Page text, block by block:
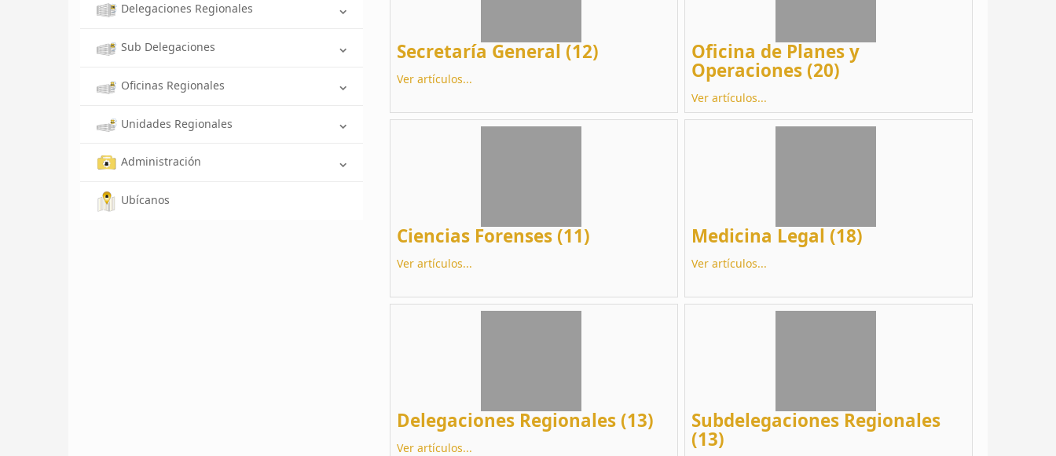
Delegaciones Regionales
Sub Delegaciones
Oficinas Regionales
Unidades Regionales
Administración
Ubícanos
Secretaría General (12)
Ver artículos...
Oficina de Planes y
Operaciones (20)
Ver artículos...
Ciencias Forenses (11)
Ver artículos...
Medicina Legal (18)
Ver artículos...
Delegaciones Regionales (13)
Ver artículos...
Subdelegaciones Regionales
(13)